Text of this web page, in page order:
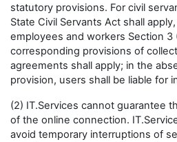
statutory provisions. For civil
State Civil Servants Act shall
employees and workers Section 3
corresponding provisions of
agreements shall apply; in the
provision, users shall be liable for
(2) IT.Services cannot guarantee
of the online connection.
avoid temporary interruptions of